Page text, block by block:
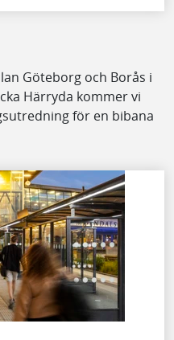
Göteborg och Borås i
Härryda kommer vi
för en bibana